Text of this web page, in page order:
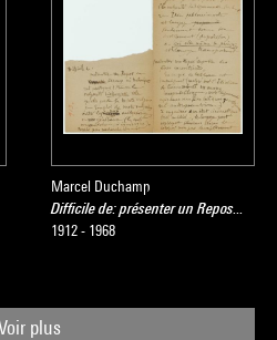
Marcel Duchamp
Difficile de: présenter un Repos...
1912 - 1968
plus